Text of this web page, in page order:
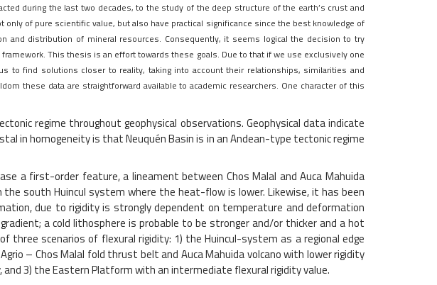
during the last two decades, to the study of the deep structure of the earth’s crust and
of pure scientific value, but also have practical significance since the best knowledge of
and distribution of mineral resources. Consequently, it seems logical the decision to try
This thesis is an effort towards these goals. Due to that if we use exclusively one
to find solutions closer to reality, taking into account their relationships, similarities and
these data are straightforward available to academic researchers. One character of this
regime throughout geophysical observations. Geophysical data indicate
in homogeneity is that Neuquén Basin is in an Andean-type tectonic regime
first-order feature, a lineament between Chos Malal and Auca Mahuida
south Huincul system where the heat-flow is lower. Likewise, it has been
due to rigidity is strongly dependent on temperature and deformation
a cold lithosphere is probable to be stronger and/or thicker and a hot
scenarios of flexural rigidity: 1) the Huincul-system as a regional edge
– Chos Malal fold thrust belt and Auca Mahuida volcano with lower rigidity
3) the Eastern Platform with an intermediate flexural rigidity value.